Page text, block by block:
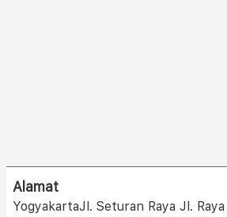
Alamat
YogyakartaJl. Seturan Raya Jl.